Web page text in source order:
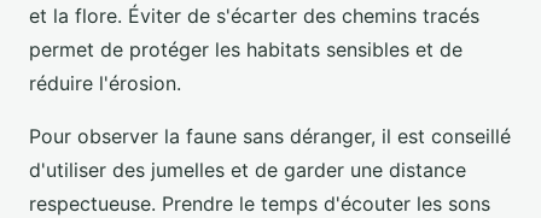
et la flore. Éviter de s'écarter des chemins tracés
permet de protéger les habitats sensibles et de
réduire l'érosion.
Pour observer la faune sans déranger, il est conseillé
d'utiliser des jumelles et de garder une distance
respectueuse. Prendre le temps d'écouter les sons